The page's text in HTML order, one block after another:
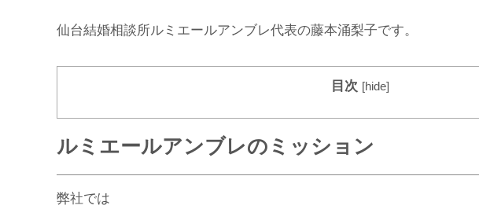
仙台結婚相談所ルミエールアンブレ代表の藤本涌梨子です。
目次 [hide]
ルミエールアンブレのミッション
弊社では